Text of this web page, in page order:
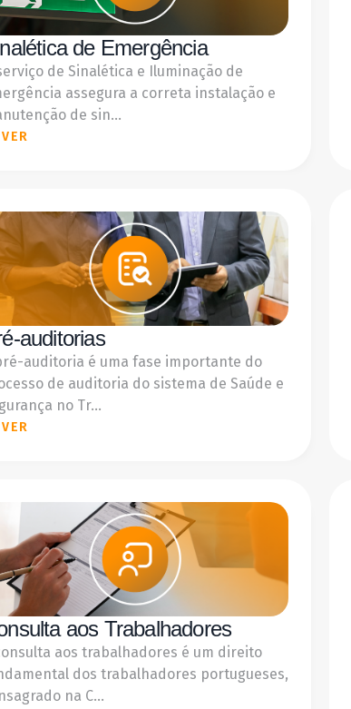
de Emergência
de Sinalética e Iluminação de
assegura a correta instalação e
de sin...
VER
auditorias
auditoria é uma fase importante do
de auditoria do sistema de Saúde e
no Tr...
VER
aos Trabalhadores
aos trabalhadores é um direito
dos trabalhadores portugueses,
na C...